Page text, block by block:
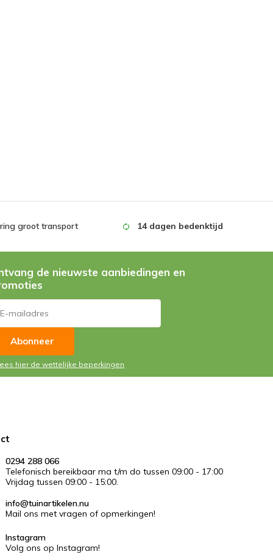
groot transport 14 dagen bedenktijd
de nieuwste aanbiedingen en
Abonneer
hier de wettelijke beperkingen
0294 288 066
Telefonisch bereikbaar ma t/m do tussen 09:00 - 17:00
Vrijdag tussen 09:00 - 15:00.
info@tuinartikelen.nu
Mail ons met vragen of opmerkingen!
Instagram
Volg ons op Instagram!